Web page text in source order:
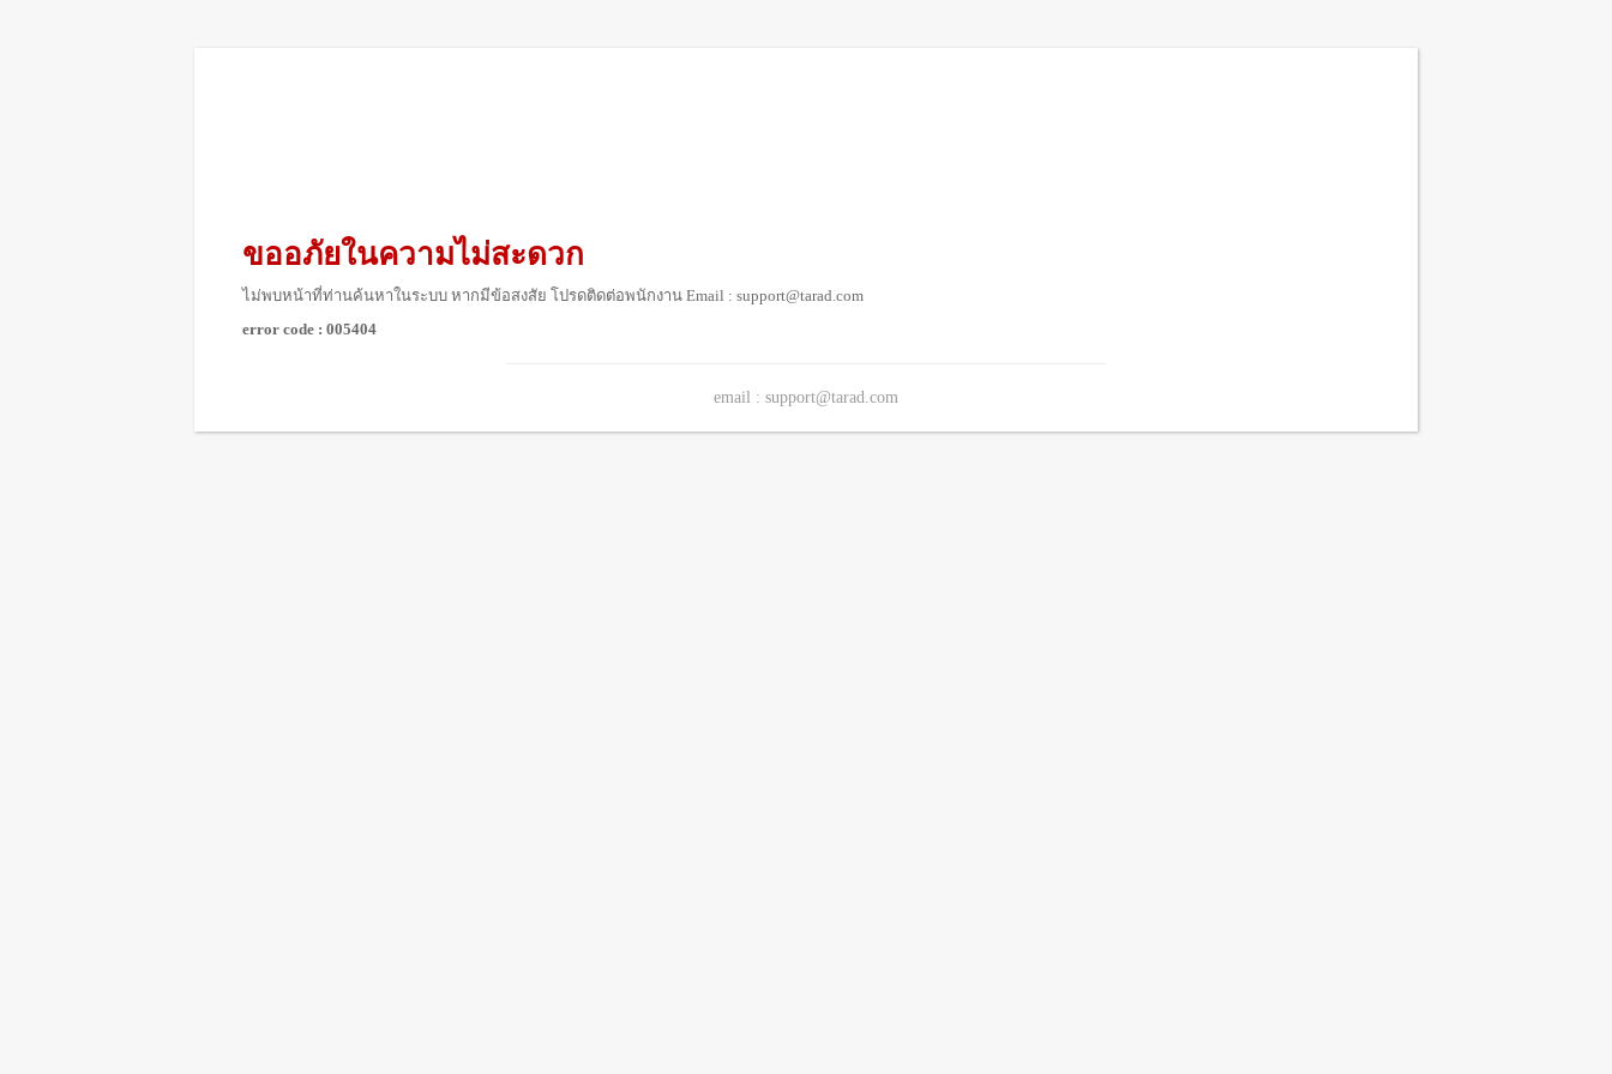
ขออภัยในความไม่สะดวก
ไม่พบหน้าที่ท่านค้นหาในระบบ หากมีข้อสงสัย โปรดติดต่อพนักงาน Email : support@tarad.com
error code : 005404
email : support@tarad.com